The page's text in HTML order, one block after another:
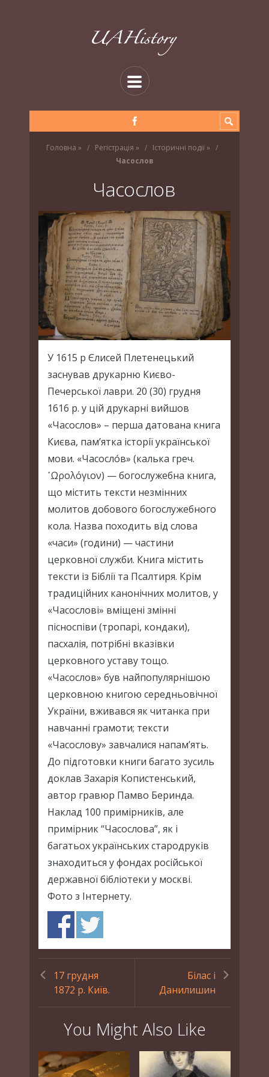
Головна » Регістрація » Історичні події»
Часослов
Часослов
У 1615 р Єлисей Плетенецький
заснував друкарню Києво-
Печерської лаври. 20 (30) грудня
1616 р. у цій друкарні вийшов
«Часослов» – перша датована книга
Києва, пам’ятка історії української
мови. «Часосло́в» (калька греч.
῾Ωρολόγιον) — богослужебна книга,
що містить тексти незмінних
молитов добового богослужебного
кола. Назва походить від слова
«часи» (години) — частини
церковної служби. Книга містить
тексти із Біблії та Псалтиря. Крім
традиційних канонічних молитов, у
«Часослові» вміщені змінні
пісноспіви (тропарі, кондаки),
пасхалія, потрібні вказівки
церковного уставу тощо.
«Часослов» був найпопулярнішою
церковною книгою середньовічної
України, вживався як читанка при
навчанні грамоти; тексти
«Часослову» завчалися напам’ять.
До підготовки книги багато зусиль
доклав Захарія Копистенський,
автор гравюр Памво Беринда.
Наклад 100 примірників, але
примірник “Часослова”, як і
багатьох українських стародруків
знаходиться у фондах російської
державної бібліотеки у москві.
Фото з Інтернету.
17 грудня
1872 р. Київ.
Білас і
Данилишин
You Might Also Like